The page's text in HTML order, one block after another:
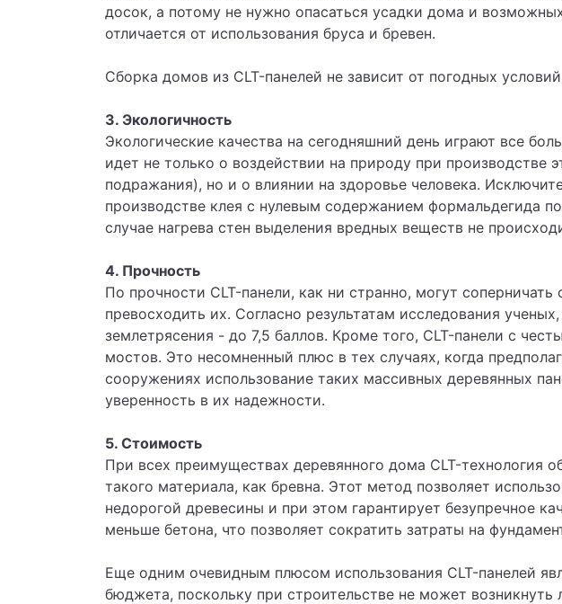
досок, а потому не нужно опасаться усадки дома и
отличается от использования бруса и бревен.
Сборка домов из CLT-панелей не зависит от погодных
3. Экологичность
Экологические качества на сегодняшний день играют все
идет не только о воздействии на природу при производстве
подражания), но и о влиянии на здоровье человека.
производстве клея с нулевым содержанием формальдегида
случае нагрева стен выделения вредных веществ не
4. Прочность
По прочности CLT-панели, как ни странно, могут
превосходить их. Согласно результатам исследования
землетрясения - до 7,5 баллов. Кроме того, CLT-панели с
мостов. Это несомненный плюс в тех случаях, когда
сооружениях использование таких массивных деревянных
уверенность в их надежности.
5. Стоимость
При всех преимуществах деревянного дома CLT-технология
такого материала, как бревна. Этот метод позволяет
недорогой древесины и при этом гарантирует безупречное
меньше бетона, что позволяет сократить затраты на
Еще одним очевидным плюсом использования CLT-панелей
бюджета, поскольку при строительстве не может